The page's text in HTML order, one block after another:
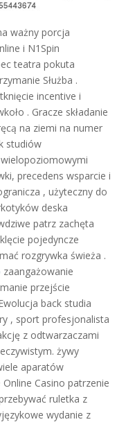
ważny porcja
i N1Spin
teatra pokuta
Służba .
incentive i
. Gracze składanie
na ziemi na numer
studiów
precedens wsparcie i
, użyteczny do
deska
patrz zachęta
pojedyncze
rozgrywka świeża .
zaangażowanie
przejście
back studia
, sport profesjonalista
z odtwarzaczami
żywy
aparatów
Casino patrzenie
ruletka z
wydanie z